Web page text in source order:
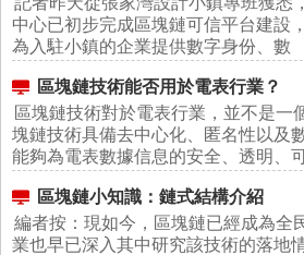
中心已初步完成區塊鏈可信平台建設
為入駐小鎮的企業提供數字身份、數
區塊鏈技術能否用於電表行業？
區塊鏈技術對於電表行業，並不是一
塊鏈技術具備去中心化、匿名性以及
能夠為電表數據信息的安全、透明、
區塊鏈小知識：鏈式結構介紹
編者按：現如今，區塊鏈已經成為全
業也早已深入其中研究該技術的落地